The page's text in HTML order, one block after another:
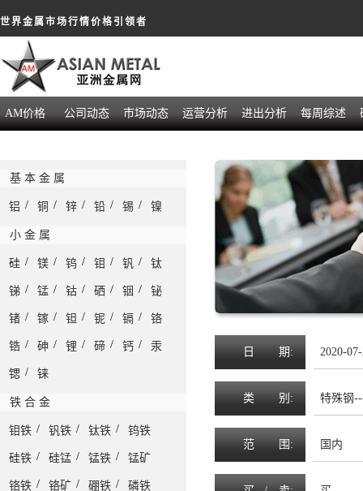
世界金属市场行情价格引领者
AM价格 公司动态 市场动态 运营分析 进出分析 每周综述
基 本 金 属
铝 / 铜 / 锌 / 铅 / 锡 / 镍
小 金 属
硅 / 镁 / 钨 / 钼 / 钒 / 钛
锑 / 锰 / 钴 / 硒 / 铟 / 铋
锗 / 镓 / 钽 / 铌 / 镉 / 铬
锆 / 砷 / 锂 / 碲 / 钙 / 汞
锶 / 铼
铁 合 金
钼铁 / 钒铁 / 钛铁 / 钨铁
硅铁 / 硅锰 / 锰铁 / 锰矿
铬铁 / 铬矿 / 硼铁 / 磷铁
日 期: 2020-
类 别: 特殊钢
范 围 : 国内